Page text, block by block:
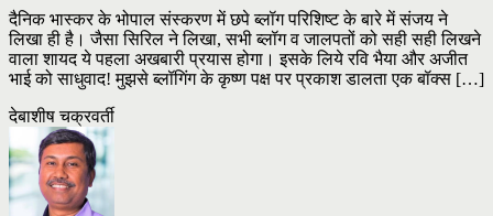
दैनिक भास्कर के भोपाल संस्करण में छपे ब्लॉग परिशिष्ट के बारे में संजय ने
लिखा ही है। जैसा सिरिल ने लिखा, सभी ब्लॉग व जालपतों को सही सही लिखने
वाला शायद ये पहला अखबारी प्रयास होगा। इसके लिये रवि भैया और अजीत
भाई को साधुवाद! मुझसे ब्लॉगिंग के कृष्ण पक्ष पर प्रकाश डालता एक बॉक्स […]
देबाशीष चक्रवर्ती